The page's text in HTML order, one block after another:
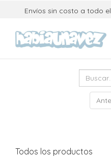
Envíos sin costo a todo
Todos los productos